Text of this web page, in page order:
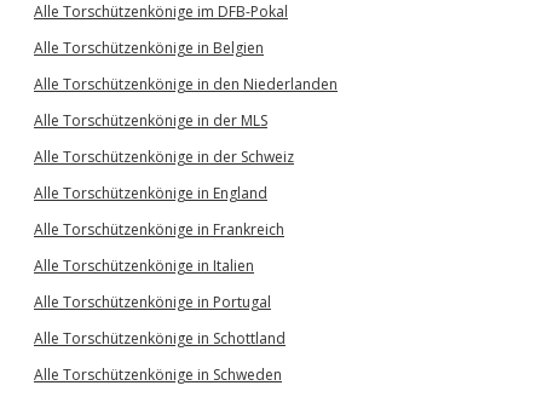
Alle Torschützenkönige im DFB-Pokal
Alle Torschützenkönige in Belgien
Alle Torschützenkönige in den Niederlanden
Alle Torschützenkönige in der MLS
Alle Torschützenkönige in der Schweiz
Alle Torschützenkönige in England
Alle Torschützenkönige in Frankreich
Alle Torschützenkönige in Italien
Alle Torschützenkönige in Portugal
Alle Torschützenkönige in Schottland
Alle Torschützenkönige in Schweden